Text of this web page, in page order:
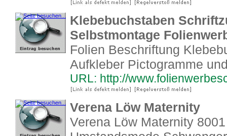
Klebebuchstaben
Selbstmontage
Folien Beschriftung
Aufkleber Pictogramme
URL: http://
Verena Löw Maternity
Verena Löw Maternity